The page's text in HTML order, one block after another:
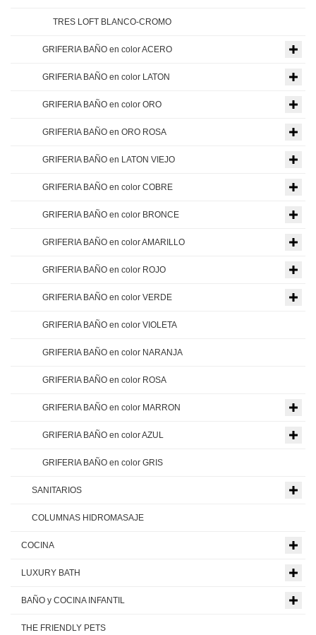
TRES LOFT BLANCO-CROMO
GRIFERIA BAÑO en color ACERO
GRIFERIA BAÑO en color LATON
GRIFERIA BAÑO en color ORO
GRIFERIA BAÑO en ORO ROSA
GRIFERIA BAÑO en LATON VIEJO
GRIFERIA BAÑO en color COBRE
GRIFERIA BAÑO en color BRONCE
GRIFERIA BAÑO en color AMARILLO
GRIFERIA BAÑO en color ROJO
GRIFERIA BAÑO en color VERDE
GRIFERIA BAÑO en color VIOLETA
GRIFERIA BAÑO en color NARANJA
GRIFERIA BAÑO en color ROSA
GRIFERIA BAÑO en color MARRON
GRIFERIA BAÑO en color AZUL
GRIFERIA BAÑO en color GRIS
SANITARIOS
COLUMNAS HIDROMASAJE
COCINA
LUXURY BATH
BAÑO y COCINA INFANTIL
THE FRIENDLY PETS